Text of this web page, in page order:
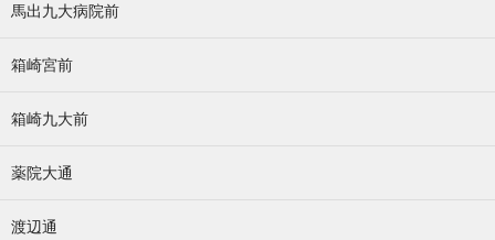
馬出九大病院前
箱崎宮前
箱崎九大前
薬院大通
渡辺通